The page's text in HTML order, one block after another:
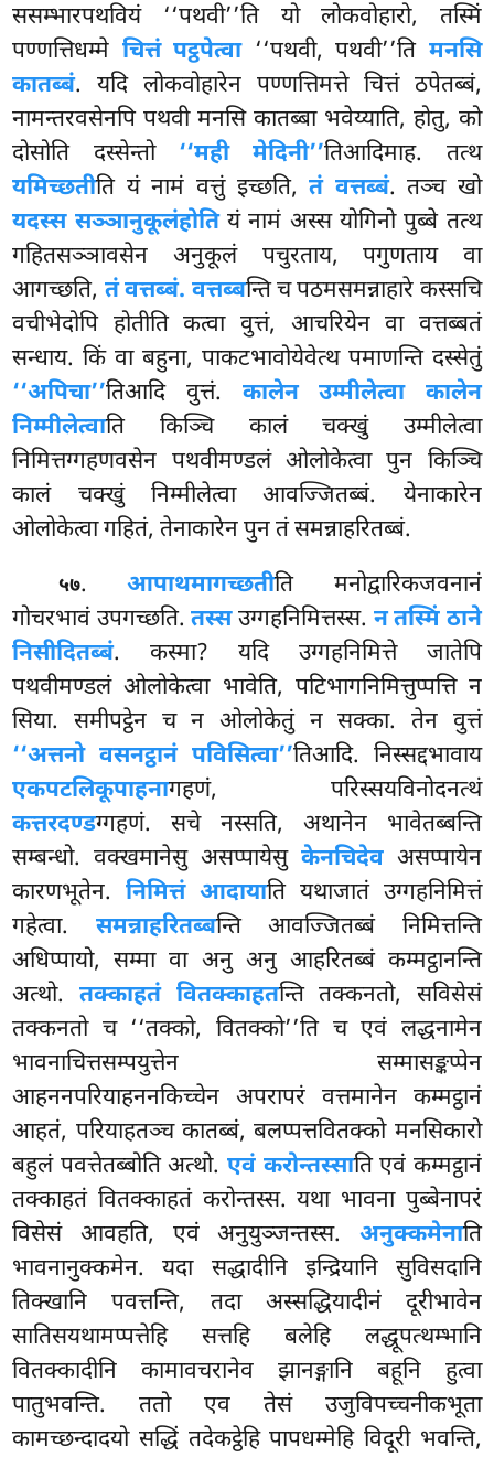
ससम्भारपथवियं ‘‘पथवी’’ति यो लोकवोहारो, तस्मिं
पण्णत्तिधम्मे चित्तं पट्ठपेत्वा‘‘पथवी, पथवी’’ति मनसि
कातब्बं. यदि लोकवोहारेन पण्णत्तिमत्ते चित्तं ठपेतब्बं,
नामन्तरवसेनपि पथवी मनसि कातब्बा भवेय्याति, होतु, को
दोसोति दस्सेन्तो ‘‘मही मेदिनी’’तिआदिमाह. तत्थ
यमिच्छतीति यं नामं वत्तुं इच्छति,तं वत्तब्बं. तञ्च खो
यदस्स सञ्ञानुकूलंहोतियं नामं अस्स योगिनो पुब्बे तत्थ
गहितसञ्ञावसेन अनुकूलं पचुरताय, पगुणताय वा
आगच्छति, तं वत्तब्बं. वत्तब्बन्ति च पठमसमन्नाहारे कस्सचि
वचीभेदोपि होतीति कत्वा वुत्तं, आचरियेन वा वत्तब्बतं
सन्धाय. किं वा बहुना, पाकटभावोयेवेत्थ पमाणन्ति दस्सेतुं
‘‘अपिचा’’तिआदि वुत्तं. कालेन उम्मीलेत्वा कालेन
निम्मीलेत्वाति किञ्चि कालं चक्खुं उम्मीलेत्वा
निमित्तग्गहणवसेन पथवीमण्डलं ओलोकेत्वा पुन किञ्चि
कालं चक्खुं निम्मीलेत्वा आवज्जितब्बं. येनाकारेन
ओलोकेत्वा गहितं, तेनाकारेन पुन तं समन्नाहरितब्बं.
५७.आपाथमागच्छतीति मनोद्वारिकजवनानं
गोचरभावं उपगच्छति.तस्सउग्गहनिमित्तस्स. न तस्मिं ठाने
निसीदितब्बं. कस्मा? यदि उग्गहनिमित्ते जातेपि
पथवीमण्डलं ओलोकेत्वा भावेति, पटिभागनिमित्तुप्पत्ति न
सिया. समीपट्ठेन च न ओलोकेतुं न सक्का. तेन वुत्तं
‘‘अत्तनो वसनट्ठानं पविसित्वा’’तिआदि. निस्सद्दभावाय
एकपटलिकूपाहनागहणं, परिस्सयविनोदनत्थं
कत्तरदण्डग्गहणं. सचे नस्सति, अथानेन भावेतब्बन्ति
सम्बन्धो. वक्खमानेसु असप्पायेसु केनचिदेवअसप्पायेन
कारणभूतेन.निमित्तं आदायाति यथाजातं उग्गहनिमित्तं
गहेत्वा. समन्नाहरितब्बन्ति आवज्जितब्बं निमित्तन्ति
अधिप्पायो, सम्मा वा अनु अनु आहरितब्बं कम्मट्ठानन्ति
अत्थो. तक्काहतं वितक्काहतन्ति तक्कनतो, सविसेसं
तक्कनतो च ‘‘तक्को, वितक्को’’ति च एवं लद्धनामेन
भावनाचित्तसम्पयुत्तेन सम्मासङ्कप्पेन
आहननपरियाहननकिच्चेन अपरापरं वत्तमानेन कम्मट्ठानं
आहतं, परियाहतञ्च कातब्बं, बलप्पत्तवितक्को मनसिकारो
बहुलं पवत्तेतब्बोति अत्थो. एवं करोन्तस्साति एवं कम्मट्ठानं
तक्काहतं वितक्काहतं करोन्तस्स. यथा भावना पुब्बेनापरं
विसेसं आवहति, एवं अनुयुञ्जन्तस्स. अनुक्कमेनाति
भावनानुक्कमेन. यदा सद्धादीनि इन्द्रियानि सुविसदानि
तिक्खानि पवत्तन्ति, तदा अस्सद्धियादीनं दूरीभावेन
सातिसयथामप्पत्तेहि सत्तहि बलेहि लद्धूपत्थम्भानि
वितक्कादीनि कामावचरानेव झानङ्गानि बहूनि हुत्वा
पातुभवन्ति. ततो एव तेसं उजुविपच्चनीकभूता
कामच्छन्दादयो सद्धिं तदेकट्ठेहि पापधम्मेहि विदूरी भवन्ति,